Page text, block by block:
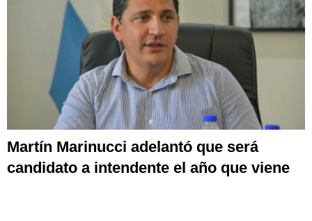
Martín Marinucci adelantó que será
candidato a intendente el año que viene